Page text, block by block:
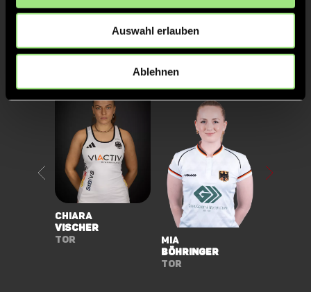
Auswahl erlauben
Ablehnen
Unsere anderen Spielerinnen
Chiara
Vischer
Tor
Mia
Böhringer
Tor